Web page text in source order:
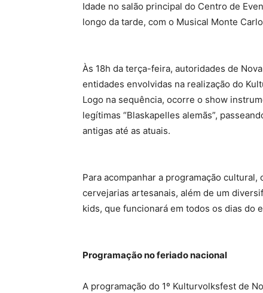
Idade no salão principal do Centro de
longo da tarde, com o Musical Monte
Às 18h da terça-feira, autoridades de
entidades envolvidas na realização do
Logo na sequência, ocorre o show
legítimas “Blaskapelles alemãs”,
antigas até as atuais.
Para acompanhar a programação
cervejarias artesanais, além de um
kids, que funcionará em todos os dias do
Programação no feriado nacional
A programação do 1º Kulturvolksfest de